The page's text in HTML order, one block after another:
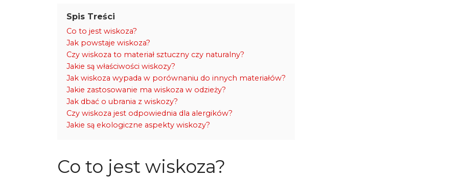
Spis Treści
Co to jest wiskoza?
Jak powstaje wiskoza?
Czy wiskoza to materiał sztuczny czy naturalny?
Jakie są właściwości wiskozy?
Jak wiskoza wypada w porównaniu do innych materiałów?
Jakie zastosowanie ma wiskoza w odzieży?
Jak dbać o ubrania z wiskozy?
Czy wiskoza jest odpowiednia dla alergików?
Jakie są ekologiczne aspekty wiskozy?
Co to jest wiskoza?